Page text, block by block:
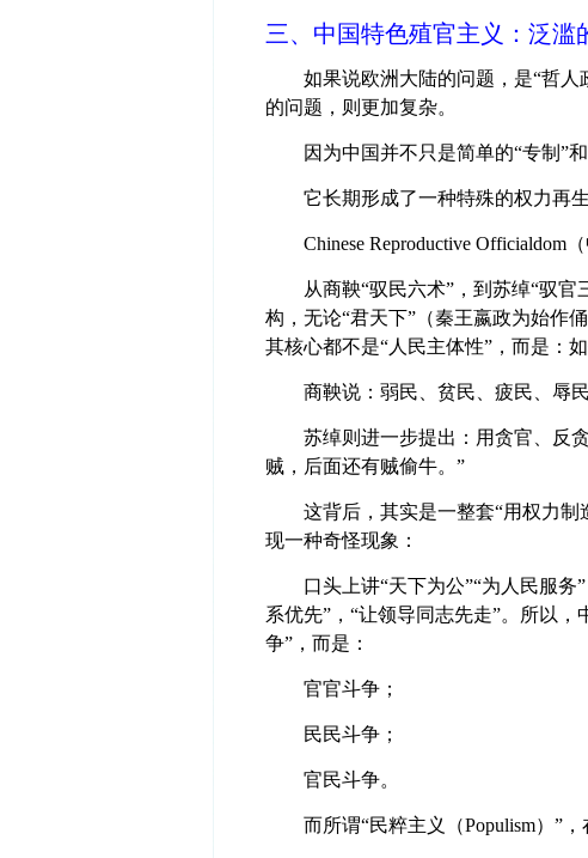
三、中国特色殖官主义：泛滥
如果说欧洲大陆的问题，是“哲人
的问题，则更加复杂。
因为中国并不只是简单的“专制”和
它长期形成了一种特殊的权力再
Chinese Reproductive Officialdom（
从商鞅“驭民六术”，到苏绰“驭
构，无论“君天下”（秦王嬴政为始作
其核心都不是“人民主体性”，而是：
商鞅说：弱民、贫民、疲民、辱
苏绰则进一步提出：用贪官、反
贼，后面还有贼偷牛。”
这背后，其实是一整套“用权力
现一种奇怪现象：
口头上讲“天下为公”“为人民服
系优先”，“让领导同志先走”。所以
争”，而是：
官官斗争；
民民斗争；
官民斗争。
而所谓“民粹主义（Populism）”